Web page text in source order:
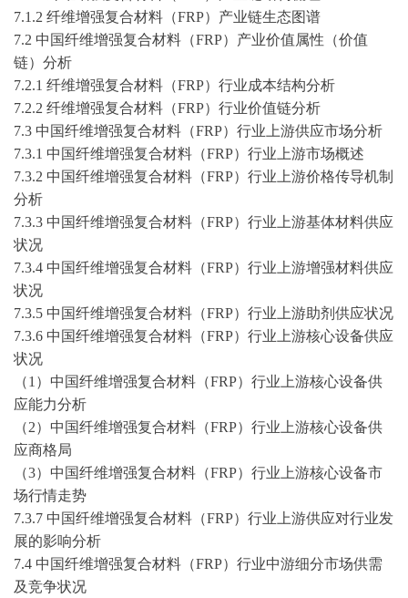
7.1.2 纤维增强复合材料（FRP）产业链生态图谱
7.2 中国纤维增强复合材料（FRP）产业价值属性（价值
链）分析
7.2.1 纤维增强复合材料（FRP）行业成本结构分析
7.2.2 纤维增强复合材料（FRP）行业价值链分析
7.3 中国纤维增强复合材料（FRP）行业上游供应市场分析
7.3.1 中国纤维增强复合材料（FRP）行业上游市场概述
7.3.2 中国纤维增强复合材料（FRP）行业上游价格传导机制
分析
7.3.3 中国纤维增强复合材料（FRP）行业上游基体材料供应
状况
7.3.4 中国纤维增强复合材料（FRP）行业上游增强材料供应
状况
7.3.5 中国纤维增强复合材料（FRP）行业上游助剂供应状况
7.3.6 中国纤维增强复合材料（FRP）行业上游核心设备供应
状况
（1）中国纤维增强复合材料（FRP）行业上游核心设备供
应能力分析
（2）中国纤维增强复合材料（FRP）行业上游核心设备供
应商格局
（3）中国纤维增强复合材料（FRP）行业上游核心设备市
场行情走势
7.3.7 中国纤维增强复合材料（FRP）行业上游供应对行业发
展的影响分析
7.4 中国纤维增强复合材料（FRP）行业中游细分市场供需
及竞争状况